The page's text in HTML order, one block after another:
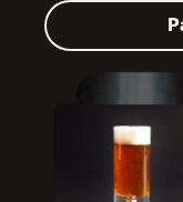
Benchmarks